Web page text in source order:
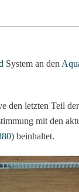
System an den
letzten Teil
mit den
) beinhaltet.